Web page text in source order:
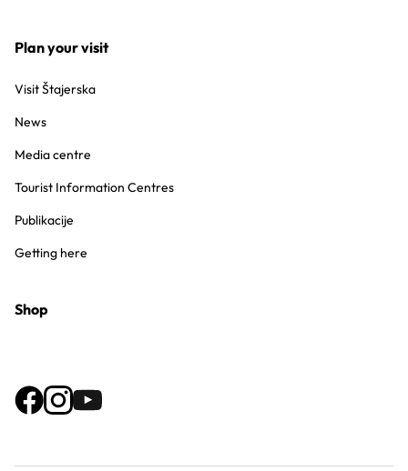
Plan your visit
Visit Štajerska
News
Media centre
Tourist Information Centres
Publikacije
Getting here
Shop